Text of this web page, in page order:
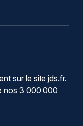
sur le site jds.fr.
nos 3 000 000